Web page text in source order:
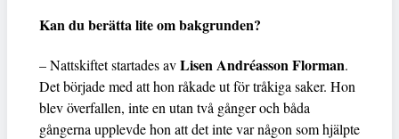
Kan du berätta lite om bakgrunden?
– Nattskiftet startades avLisen Andréasson Florman.
Det började med att hon råkade ut för tråkiga saker. Hon
blev överfallen, inte en utan två gånger och båda
gångerna upplevde hon att det inte var någon som hjälpte